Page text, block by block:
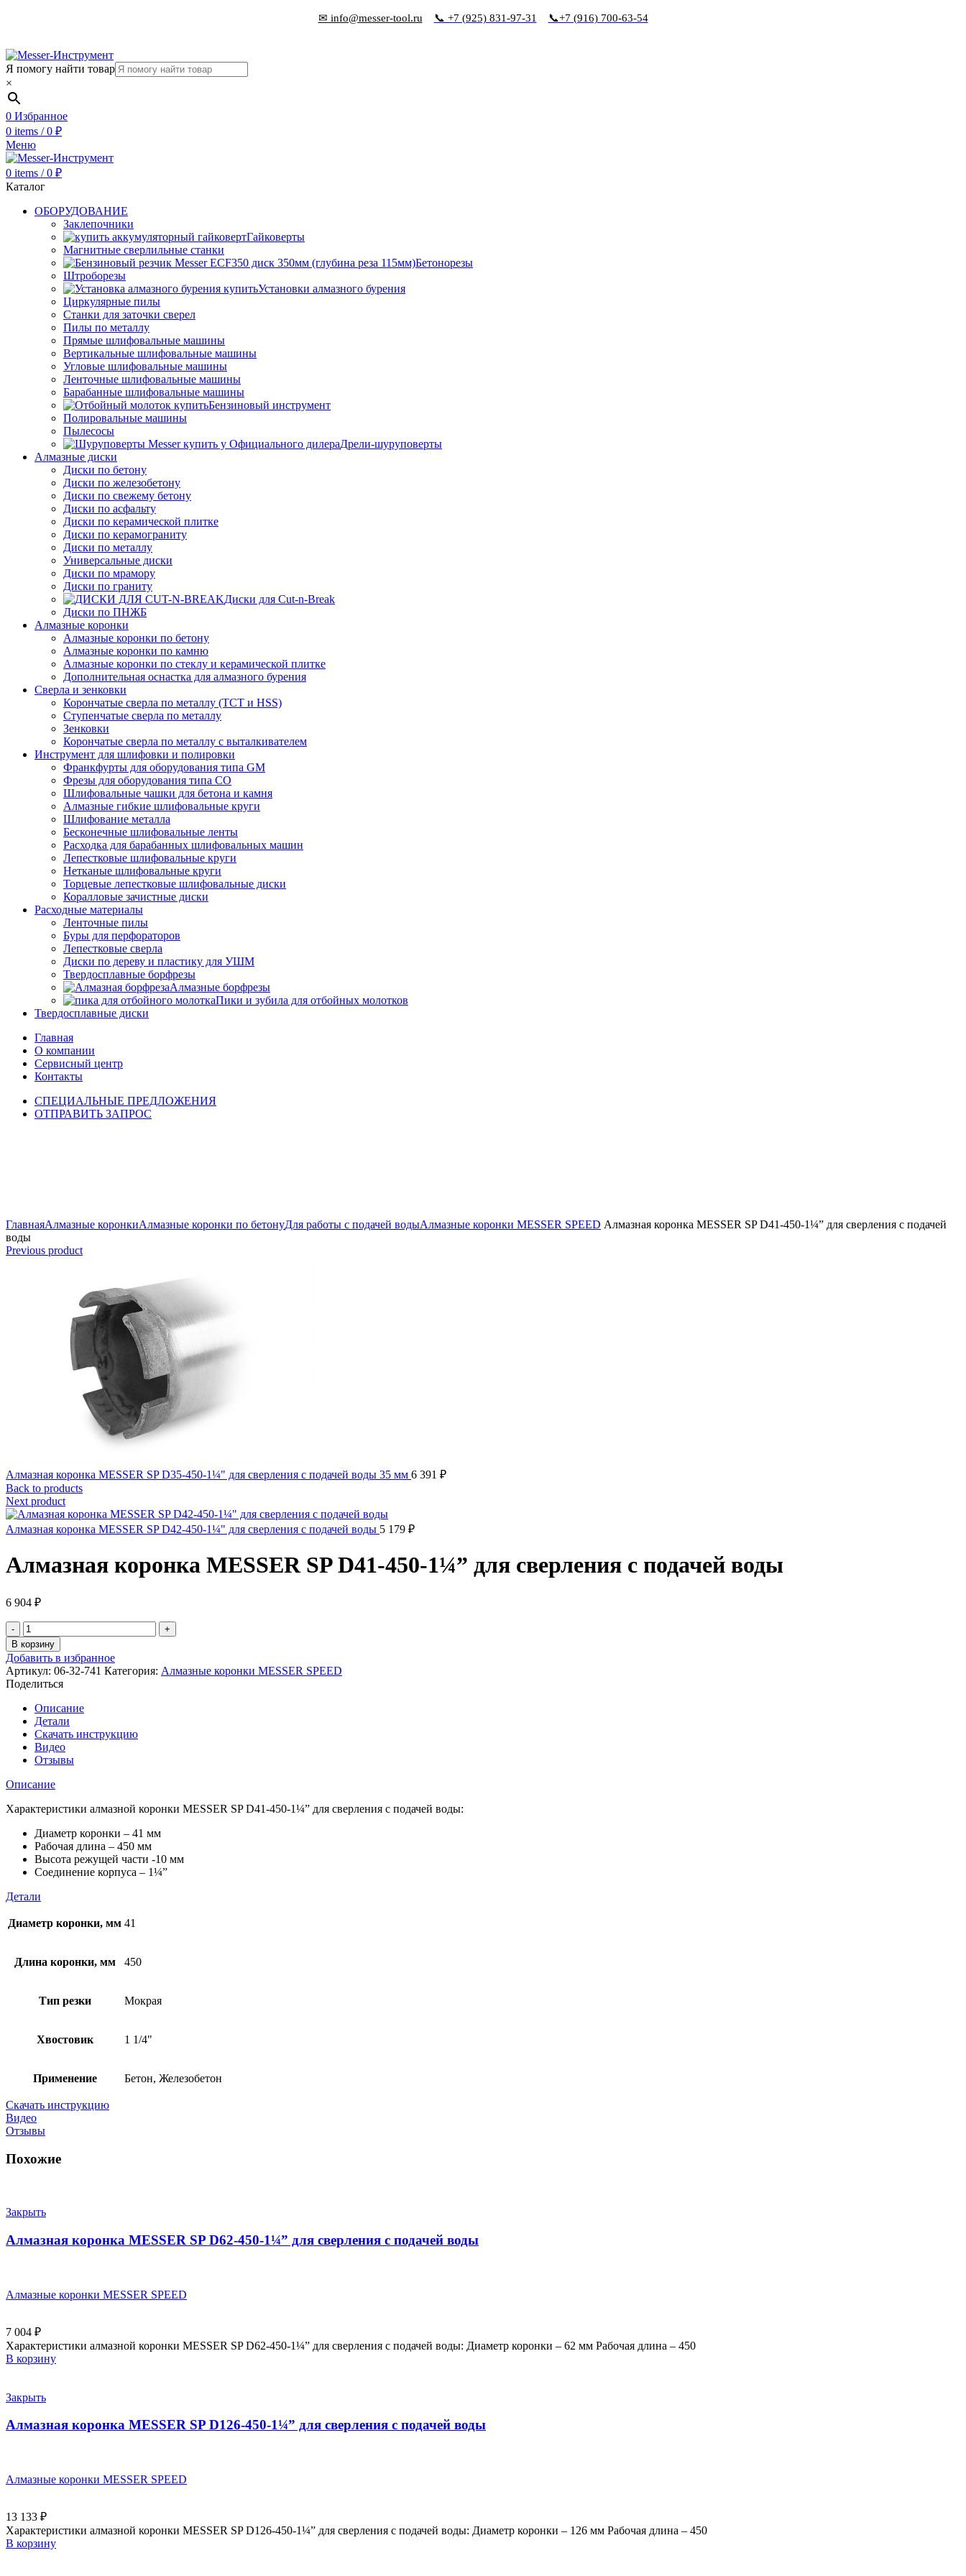
✉ info@messer-tool.ru 📞 +7 (925) 831-97-31 📞+7 (916) 700-63-54
Я помогу найти товар
×
0 Избранное
0 items / 0 ₽
Меню
0 items / 0 ₽
Каталог
ОБОРУДОВАНИЕ
Заклепочники
Гайковерты
Магнитные сверлильные станки
Бетонорезы
Штроборезы
Установки алмазного бурения
Циркулярные пилы
Станки для заточки сверел
Пилы по металлу
Прямые шлифовальные машины
Вертикальные шлифовальные машины
Угловые шлифовальные машины
Ленточные шлифовальные машины
Барабанные шлифовальные машины
Бензиновый инструмент
Полировальные машины
Пылесосы
Дрели-шуруповерты
Алмазные диски
Диски по бетону
Диски по железобетону
Диски по свежему бетону
Диски по асфальту
Диски по керамической плитке
Диски по керамограниту
Диски по металлу
Универсальные диски
Диски по мрамору
Диски по граниту
Диски для Cut-n-Break
Диски по ПНЖБ
Алмазные коронки
Алмазные коронки по бетону
Алмазные коронки по камню
Алмазные коронки по стеклу и керамической плитке
Дополнительная оснастка для алмазного бурения
Сверла и зенковки
Корончатые сверла по металлу (TCT и HSS)
Ступенчатые сверла по металлу
Зенковки
Корончатые сверла по металлу c выталкивателем
Инструмент для шлифовки и полировки
Франкфурты для оборудования типа GM
Фрезы для оборудования типа СО
Шлифовальные чашки для бетона и камня
Алмазные гибкие шлифовальные круги
Шлифование металла
Бесконечные шлифовальные ленты
Расходка для барабанных шлифовальных машин
Лепестковые шлифовальные круги
Нетканые шлифовальные круги
Торцевые лепестковые шлифовальные диски
Коралловые зачистные диски
Расходные материалы
Ленточные пилы
Буры для перфораторов
Лепестковые сверла
Диски по дереву и пластику для УШМ
Твердосплавные борфрезы
Алмазные борфрезы
Пики и зубила для отбойных молотков
Твердосплавные диски
Главная
О компании
Сервисный центр
Контакты
СПЕЦИАЛЬНЫЕ ПРЕДЛОЖЕНИЯ
ОТПРАВИТЬ ЗАПРОС
ГлавнаяАлмазные коронкиАлмазные коронки по бетонуДля работы с подачей водыАлмазные коронки MESSER SPEED Алмазная коронка MESSER SP D41-450-1¼” для сверления с подачей
воды
Previous product
Алмазная коронка MESSER SP D35-450-1¼" для сверления с подачей воды 35 мм 6 391 ₽
Back to products
Next product
Алмазная коронка MESSER SP D42-450-1¼" для сверления с подачей воды 5 179 ₽
Алмазная коронка MESSER SP D41-450-1¼” для сверления с подачей воды
6 904 ₽
Количество
товара
Алмазная
коронка
MESSER
SP
D41-
450-
1¼"
для
сверления
подачей
В корзину
Добавить в избранное
Артикул: 06-32-741 Категория: Алмазные коронки MESSER SPEED
Поделиться
Описание
Детали
Скачать инструкцию
Видео
Отзывы
Описание
Характеристики алмазной коронки MESSER SP D41-450-1¼” для сверления с подачей воды:
Диаметр коронки – 41 мм
Рабочая длина – 450 мм
Высота режущей части -10 мм
Соединение корпуса – 1¼”
Детали
Диаметр коронки, мм 41
Длина коронки, мм 450
Тип резки Мокрая
Хвостовик 1 1/4"
Применение Бетон, Железобетон
Скачать инструкцию
Видео
Отзывы
Похожие
Закрыть
Алмазная коронка MESSER SP D62-450-1¼” для сверления с подачей воды
Алмазные коронки MESSER SPEED
7 004 ₽
Характеристики алмазной коронки MESSER SP D62-450-1¼” для сверления с подачей воды: Диаметр коронки – 62 мм Рабочая длина – 450
В корзину
Закрыть
Алмазная коронка MESSER SP D126-450-1¼” для сверления с подачей воды
Алмазные коронки MESSER SPEED
13 133 ₽
Характеристики алмазной коронки MESSER SP D126-450-1¼” для сверления с подачей воды: Диаметр коронки – 126 мм Рабочая длина – 450
В корзину